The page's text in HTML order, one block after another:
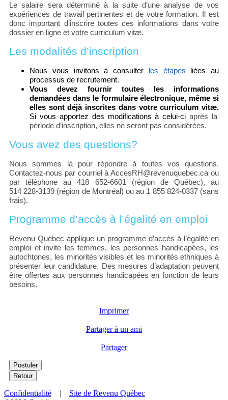
Le salaire sera déterminé à la suite d’une analyse de vos
expériences de travail pertinentes et de votre formation. Il est
donc important d’inscrire toutes ces informations dans votre
dossier en ligne et votre curriculum vitæ.
Les modalités d’inscription
Nous vous invitons à consulter les étapes liées au
processus de recrutement.
Vous devez fournir toutes les informations
demandées dans le formulaire électronique, même si
elles sont déjà inscrites dans votre curriculum vitæ.
Si vous apportez des modifications à celui-ci après la
période d’inscription, elles ne seront pas considérées.
Vous avez des questions?
Nous sommes là pour répondre à toutes vos questions.
Contactez-nous par courriel à AccesRH@revenuquebec.ca ou
par téléphone au 418 652-6601 (région de Québec), au
514 228-3139 (région de Montréal) ou au 1 855 824-0337 (sans
frais).
Programme d’accès à l’égalité en emploi
Revenu Québec applique un programme d’accès à l’égalité en
emploi et invite les femmes, les personnes handicapées, les
autochtones, les minorités visibles et les minorités ethniques à
présenter leur candidature. Des mesures d’adaptation peuvent
être offertes aux personnes handicapées en fonction de leurs
besoins.
Imprimer
Partager à un ami
Partager
Confidentialité |
Site de Revenu Québec